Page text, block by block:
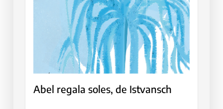
Abel regala soles, de Istvansch